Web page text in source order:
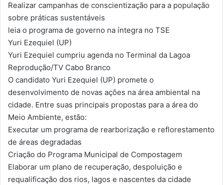
Realizar campanhas de conscientização para a população
sobre práticas sustentáveis
leia o programa de governo na íntegra no TSE
Yuri Ezequiel (UP)
Yuri Ezequiel cumpriu agenda no Terminal da Lagoa
Reprodução/TV Cabo Branco
O candidato Yuri Ezequiel (UP) promete o
desenvolvimento de novas ações na área ambiental na
cidade. Entre suas principais propostas para a área do
Meio Ambiente, estão:
Executar um programa de rearborização e reflorestamento
de áreas degradadas
Criação do Programa Municipal de Compostagem
Elaborar um plano de recuperação, despoluição e
requalificação dos rios, lagos e nascentes da cidade